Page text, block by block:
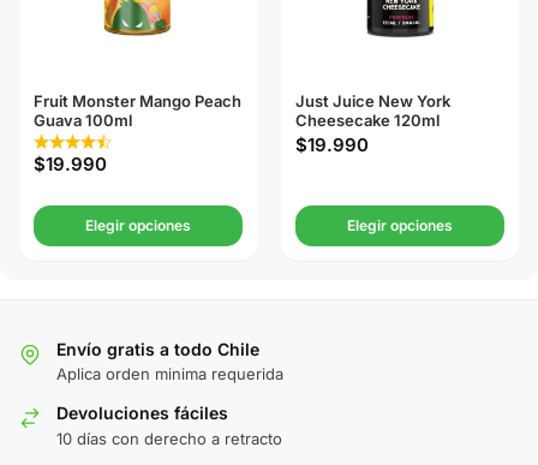
Fruit Monster Mango Peach
Guava 100ml
$19.990
Elegir opciones
Just Juice New York
Cheesecake 120ml
$19.990
Elegir opciones
Envío gratis a todo Chile
Aplica orden minima requerida
Devoluciones fáciles
10 días con derecho a retracto